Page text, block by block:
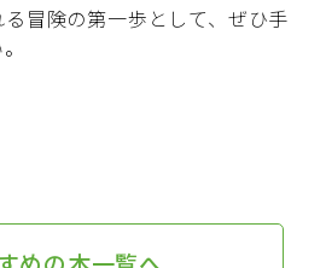
冒険の第一歩として、ぜひ手